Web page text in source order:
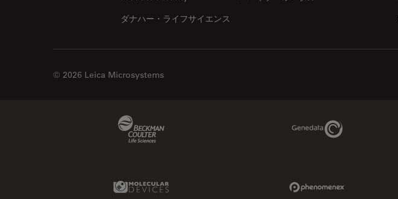
ダナハー・ライフサイエンス
© 2026 Leica Microsystems
Genedata Link
Molecular Devices Link